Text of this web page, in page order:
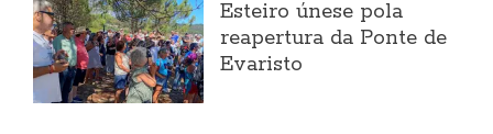
Esteiro únese pola
reapertura da Ponte de
Evaristo